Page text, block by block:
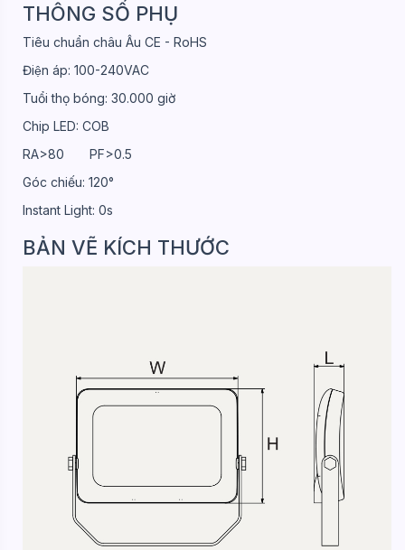
THÔNG SỐ PHỤ
Tiêu chuẩn châu Âu CE - RoHS
Điện áp: 100-240VAC
Tuổi thọ bóng: 30.000 giờ
Chip LED: COB
RA>80 PF>0.5
Góc chiếu: 120°
Instant Light: 0s
BẢN VẼ KÍCH THƯỚC